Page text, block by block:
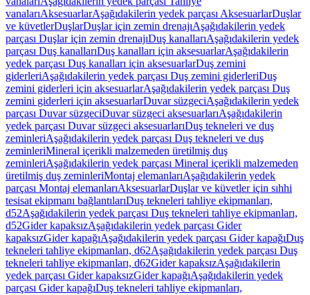
vanalarıAksesuarlarAşağıdakilerin yedek parçası AksesuarlarDuşlar
ve küvetlerDuşlarDuşlar için zemin drenajıAşağıdakilerin yedek
parçası Duşlar için zemin drenajıDuş kanallarıAşağıdakilerin yedek
parçası Duş kanallarıDuş kanalları için aksesuarlarAşağıdakilerin
yedek parçası Duş kanalları için aksesuarlarDuş zemini
giderleriAşağıdakilerin yedek parçası Duş zemini giderleriDuş
zemini giderleri için aksesuarlarAşağıdakilerin yedek parçası Duş
zemini giderleri için aksesuarlarDuvar süzgeciAşağıdakilerin yedek
parçası Duvar süzgeciDuvar süzgeci aksesuarlarıAşağıdakilerin
yedek parçası Duvar süzgeci aksesuarlarıDuş tekneleri ve duş
zeminleriAşağıdakilerin yedek parçası Duş tekneleri ve duş
zeminleriMineral içerikli malzemeden üretilmiş duş
zeminleriAşağıdakilerin yedek parçası Mineral içerikli malzemeden
üretilmiş duş zeminleriMontaj elemanlarıAşağıdakilerin yedek
parçası Montaj elemanlarıAksesuarlarDuşlar ve küvetler için sıhhi
tesisat ekipmanı bağlantılarıDuş tekneleri tahliye ekipmanları,
d52Aşağıdakilerin yedek parçası Duş tekneleri tahliye ekipmanları,
d52Gider kapaksızAşağıdakilerin yedek parçası Gider
kapaksızGider kapağıAşağıdakilerin yedek parçası Gider kapağıDuş
tekneleri tahliye ekipmanları, d62Aşağıdakilerin yedek parçası Duş
tekneleri tahliye ekipmanları, d62Gider kapaksızAşağıdakilerin
yedek parçası Gider kapaksızGider kapağıAşağıdakilerin yedek
parçası Gider kapağıDuş tekneleri tahliye ekipmanları,